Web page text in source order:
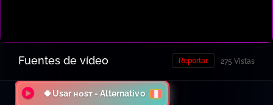
Fuentes de vídeo 275 Vistas
Reportar
🍀Usar ʜᴏsᴛ - Alternativo